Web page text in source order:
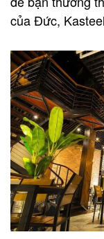
của Đức,